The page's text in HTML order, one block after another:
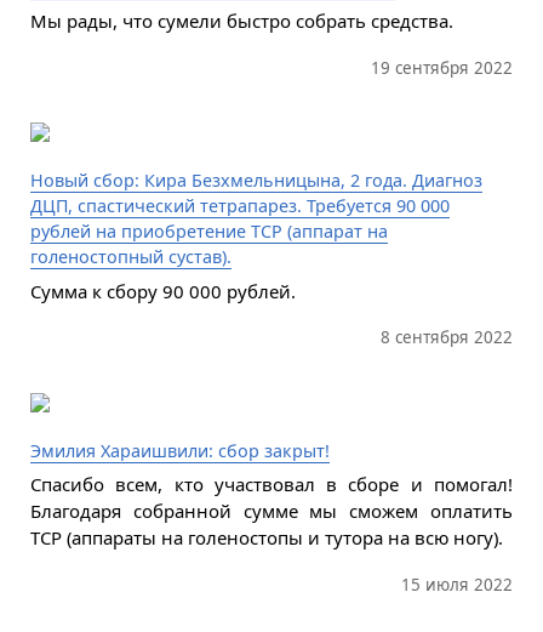
Мы рады, что сумели быстро собрать средства.
19 сентября 2022
Новый сбор: Кира Безхмельницына, 2 года. Диагноз
ДЦП, спастический тетрапарез. Требуется 90 000
рублей на приобретение ТСР (аппарат на
голеностопный сустав).
Сумма к сбору 90 000 рублей.
8 сентября 2022
Эмилия Хараишвили: сбор закрыт!
Спасибо всем, кто участвовал в сборе и помогал!
Благодаря собранной сумме мы сможем оплатить
ТСР (аппараты на голеностопы и тутора на всю ногу).
15 июля 2022